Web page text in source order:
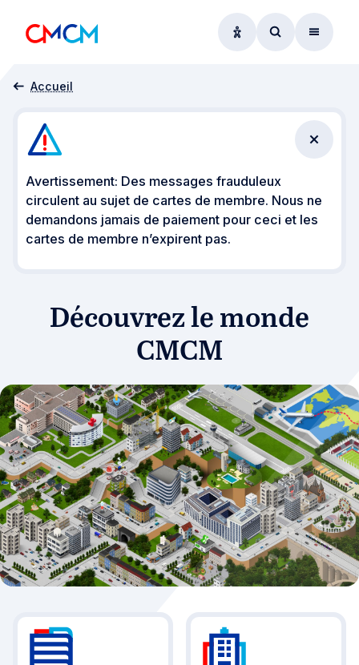
OptionsAccéder au
Menu
Accueil
Insights
Avertissement: Des messages frauduleux
circulent au sujet de cartes de membre. Nous ne
demandons jamais de paiement pour ceci et les
cartes de membre n’expirent pas.
Découvrez le monde
CMCM